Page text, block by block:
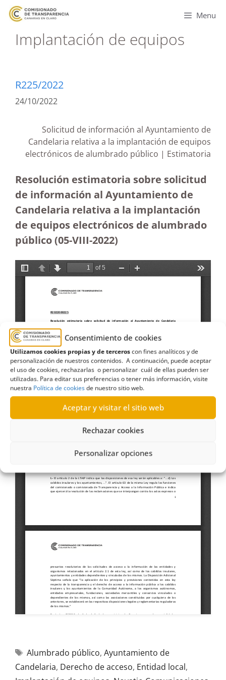
Consentimiento de cookies
Utilizamos cookies propias y de terceroscon fines analíticos y de
personalización de nuestros contenidos. A continuación, puede aceptar
el uso de cookies, rechazarlas o personalizar cuál de ellas pueden ser
utilizadas. Para editar sus preferencias o tener más información, visite
nuestra Política de cookiesde nuestro sitio web.
Aceptar y visitar el sitio web
Rechazar cookies
Personalizar opciones
Menu
Implantación de equipos
R225/2022
24/10/2022
Solicitud de información al Ayuntamiento de
Candelaria relativa a la implantación de equipos
electrónicos de alumbrado público | Estimatoria
Resolución estimatoria sobre solicitud
de información al Ayuntamiento de
Candelaria relativa a la implantación
de equipos electrónicos de alumbrado
público (05-VIII-2022)
Alumbrado público, Ayuntamiento de
Candelaria, Derecho de acceso, Entidad local,